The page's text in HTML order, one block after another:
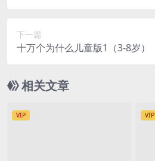
下一篇
十万个为什么儿童版1（3-8岁）
相关文章
VIP VIP